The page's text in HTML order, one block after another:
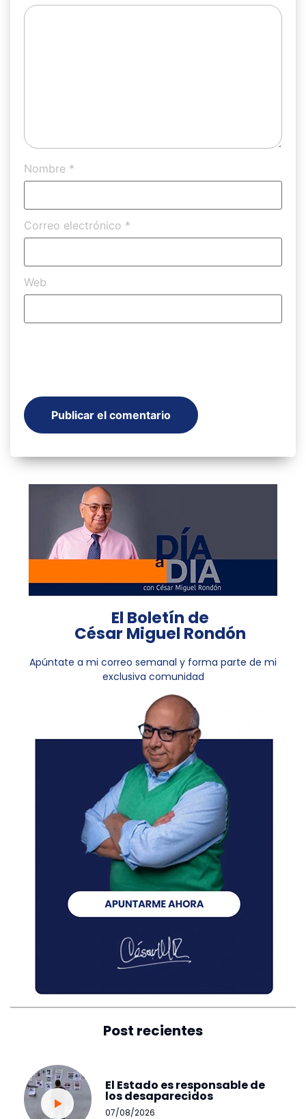
Nombre *
Correo electrónico *
Web
El Boletín de
César Miguel Rondón
Apúntate a mi correo semanal y forma parte de mi
exclusiva comunidad
Post recientes
El Estado es responsable de
los desaparecidos
07/08/2026